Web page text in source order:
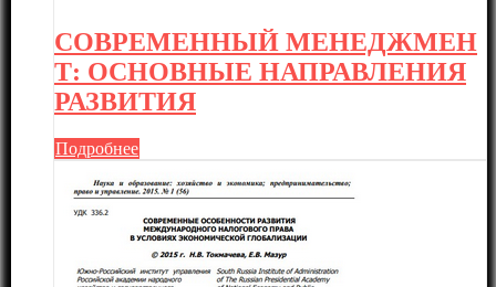
СОВРЕМЕННЫЙ МЕНЕДЖМЕН
Т: ОСНОВНЫЕ НАПРАВЛЕНИЯ
РАЗВИТИЯ
Подробнее